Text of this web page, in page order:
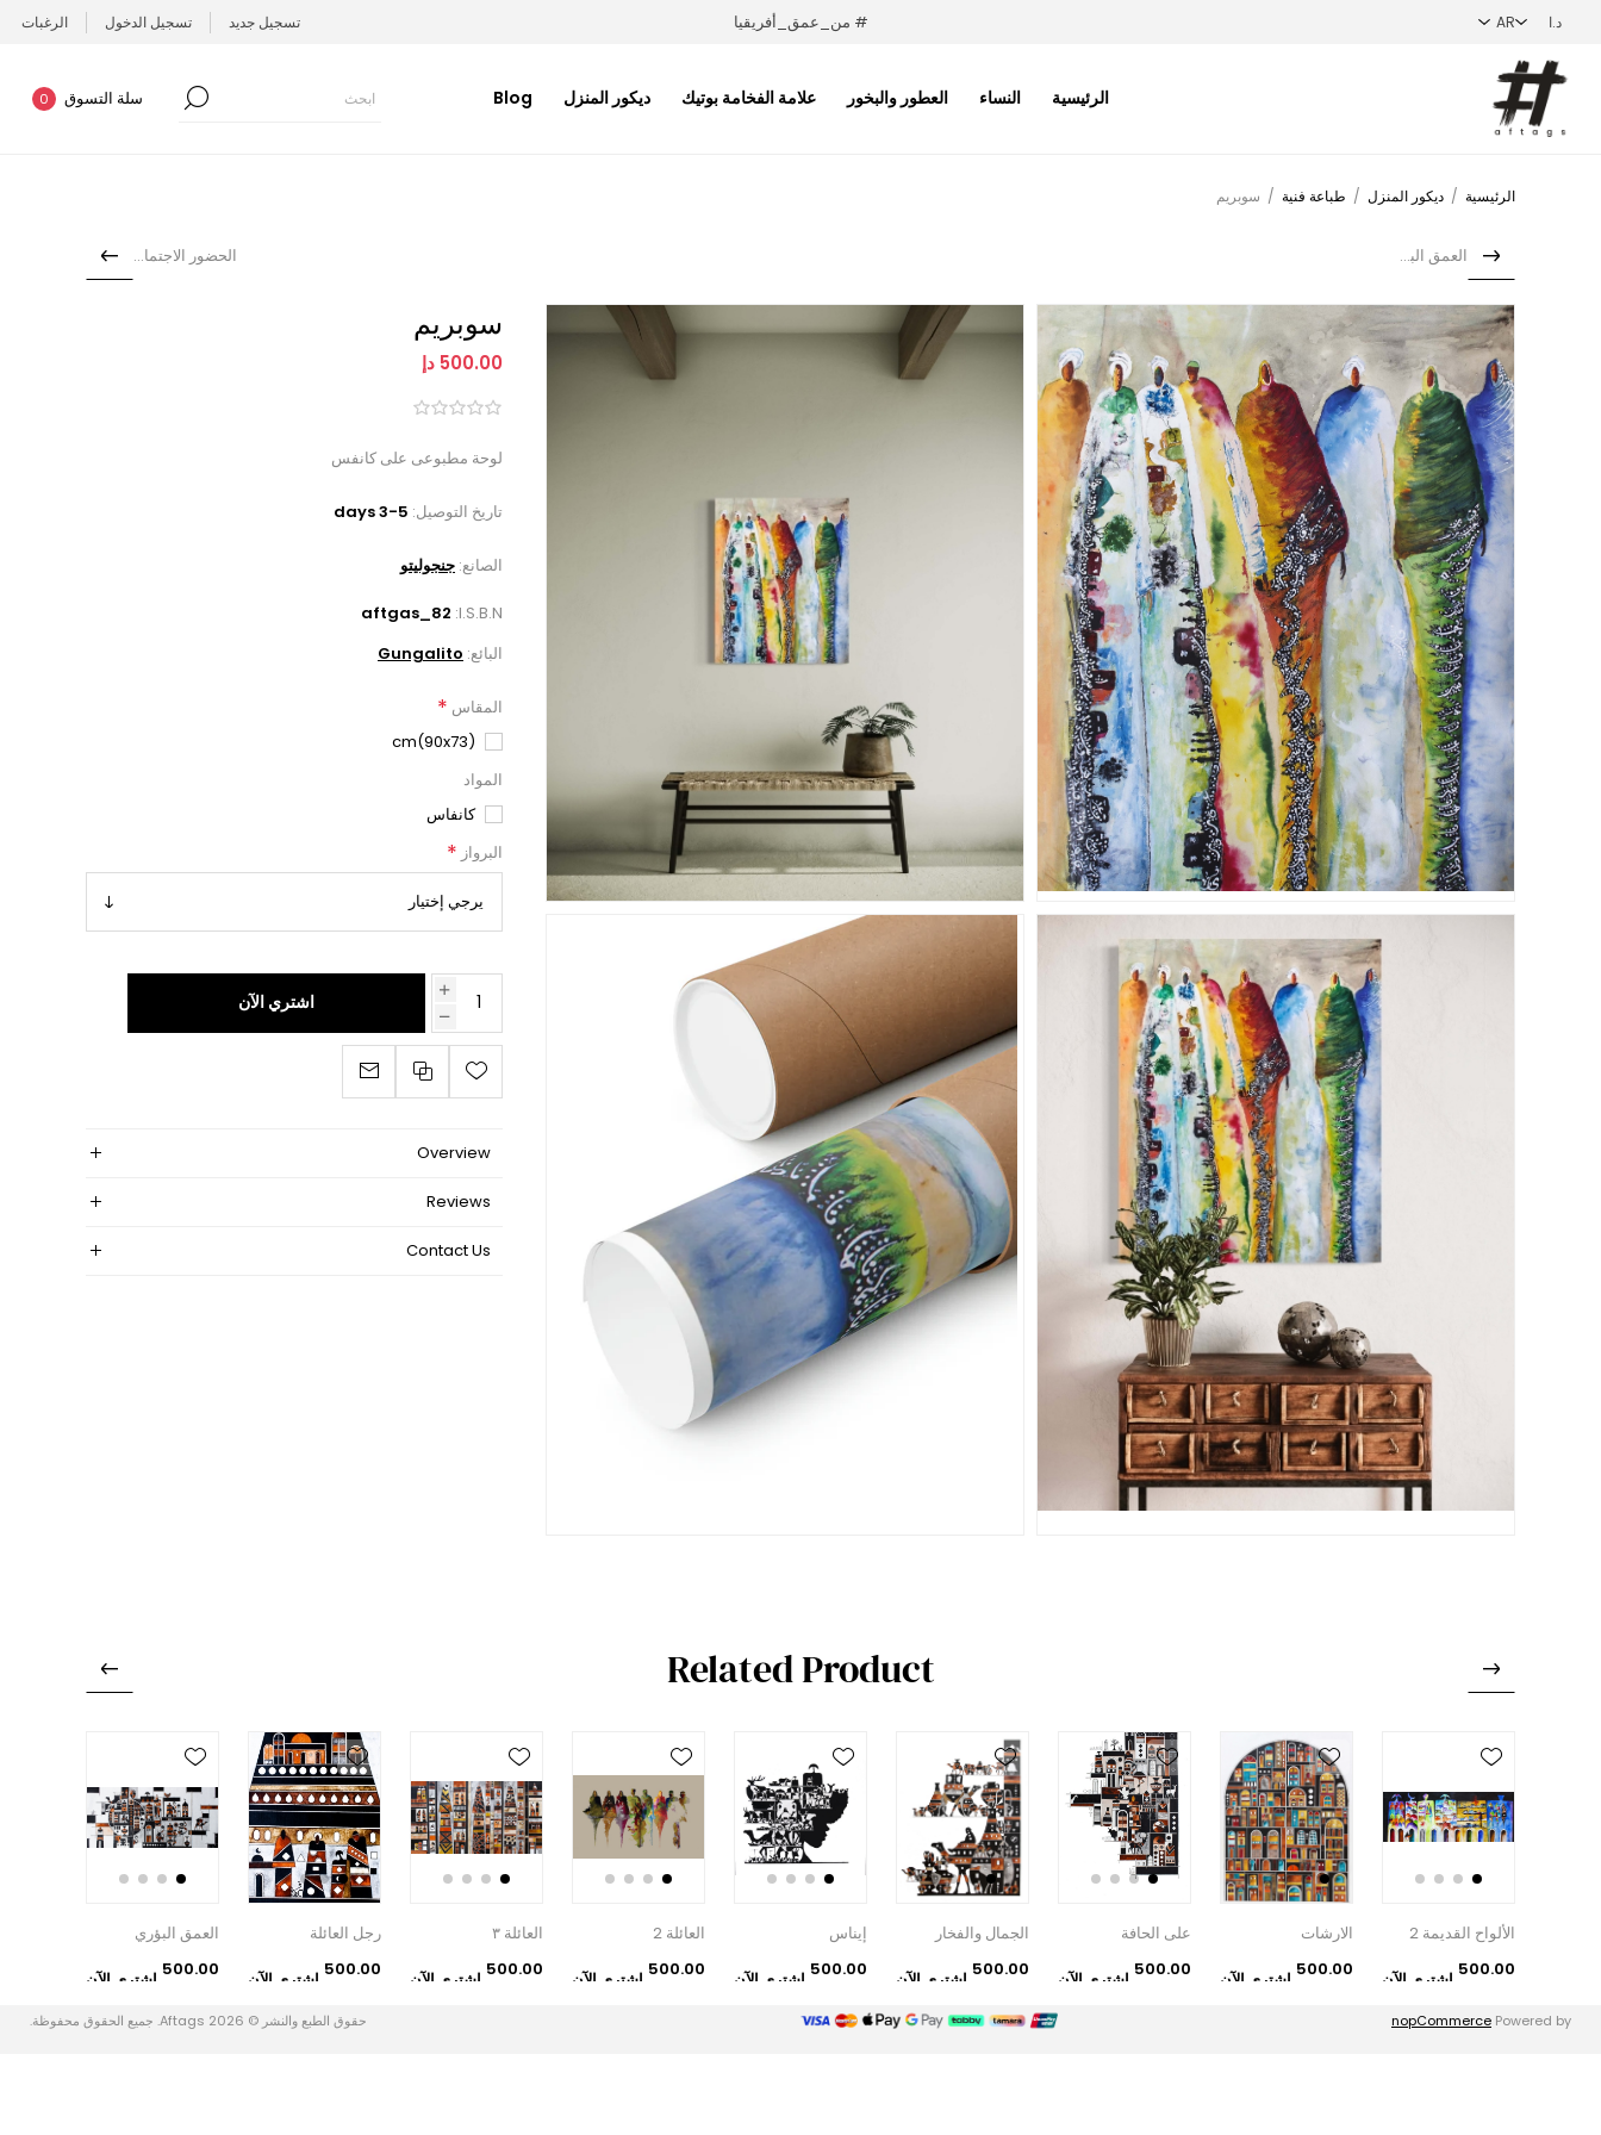
# من_عمق_أفريقيا تسجيل جديد تسجيل الدخول الرغبات
الرئيسية النساء العطور والبخور علامة الفخامة بوتيك ديكور المنزل Blog سلة التسوق 0
الرئيسية / ديكور المنزل / طباعة فنية / سوبريم
العمق البؤري الحضور الاجتماعي
سوبريم
500.00 دإ
لوحة مطبوعى على كانفس
تاريخ التوصيل: 3-5 days
الصانع: جنجوليتو
I.S.B.N:
aftgas_82
البائع: Gungalito
المقاس *
(90x73)cm
المواد
كانفاس
البرواز *
اشتري الآن
Overview
Reviews
Contact Us
Related Product
الألواح القديمة 2
500.00 اشتري الآن
الارشات
500.00 اشتري الآن
على الحافة
500.00 اشتري الآن
الجمال والفخار
500.00 اشتري الآن
إيناس
500.00 اشتري الآن
العائلة 2
500.00 اشتري الآن
العائلة ٣
500.00 اشتري الآن
رجل العائلة
500.00 اشتري الآن
العمق البؤري
500.00 اشتري الآن
معلومات خدمة العملاء حسابي Powered by
nopCommerce حقوق الطبع والنشر © 2026 Aftags. جميع الحقوق محفوظة.